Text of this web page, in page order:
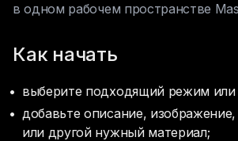
в одном рабочем пространстве
Как начать
выберите подходящий режим
добавьте описание,
или другой нужный материал;